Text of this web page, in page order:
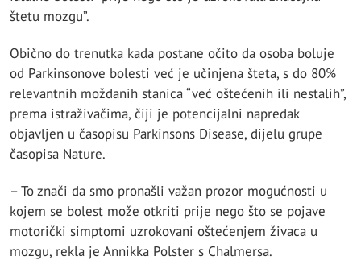
štetu mozgu”.
Obično do trenutka kada postane očito da osoba boluje
od Parkinsonove bolesti već je učinjena šteta, s do 80%
relevantnih moždanih stanica “već oštećenih ili nestalih”,
prema istraživačima, čiji je potencijalni napredak
objavljen u časopisu Parkinsons Disease, dijelu grupe
časopisa Nature.
– To znači da smo pronašli važan prozor mogućnosti u
kojem se bolest može otkriti prije nego što se pojave
motorički simptomi uzrokovani oštećenjem živaca u
mozgu, rekla je Annikka Polster s Chalmersa.